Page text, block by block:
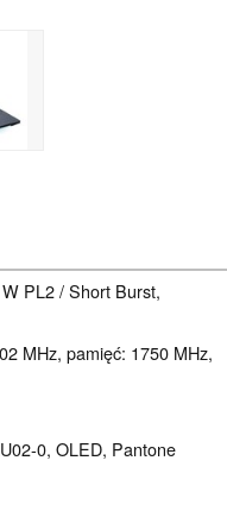
PL2 / Short Burst,
MHz, pamięć: 1750 MHz,
0, OLED, Pantone